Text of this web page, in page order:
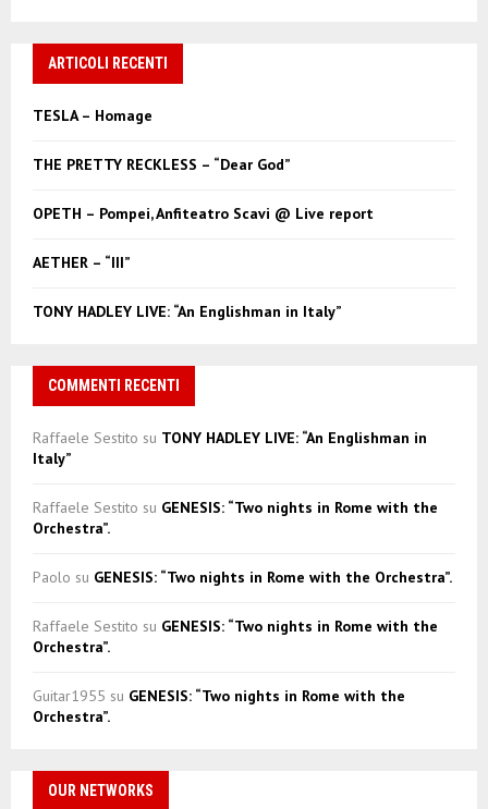
h
ARTICOLI RECENTI
TESLA – Homage
THE PRETTY RECKLESS – “Dear God”
OPETH – Pompei, Anfiteatro Scavi @ Live report
AETHER – “III”
TONY HADLEY LIVE: “An Englishman in Italy”
COMMENTI RECENTI
Raffaele Sestito su TONY HADLEY LIVE: “An Englishman in
Italy”
Raffaele Sestito su GENESIS: “Two nights in Rome with the
Orchestra”.
Paolo su GENESIS: “Two nights in Rome with the Orchestra”.
Raffaele Sestito su GENESIS: “Two nights in Rome with the
Orchestra”.
Guitar1955 su GENESIS: “Two nights in Rome with the
Orchestra”.
OUR NETWORKS